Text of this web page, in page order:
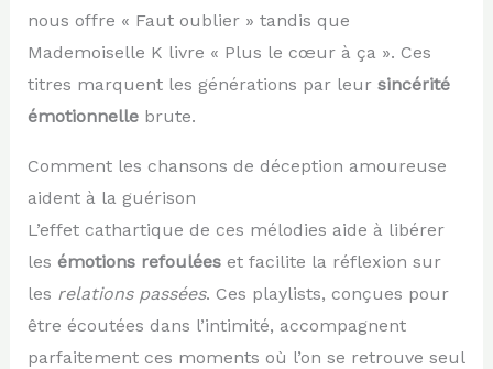
nous offre « Faut oublier » tandis que
Mademoiselle K livre « Plus le cœur à ça ». Ces
titres marquent les générations par leur sincérité
émotionnellebrute.
Comment les chansons de déception amoureuse
aident à la guérison
L’effet cathartique de ces mélodies aide à libérer
les émotions refouléeset facilite la réflexion sur
les relations passées. Ces playlists, conçues pour
être écoutées dans l’intimité, accompagnent
parfaitement ces moments où l’on se retrouve seul